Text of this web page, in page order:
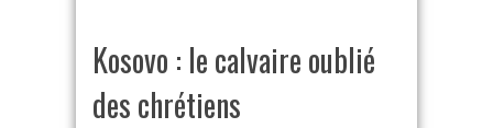
Kosovo : le calvaire oublié
des chrétiens